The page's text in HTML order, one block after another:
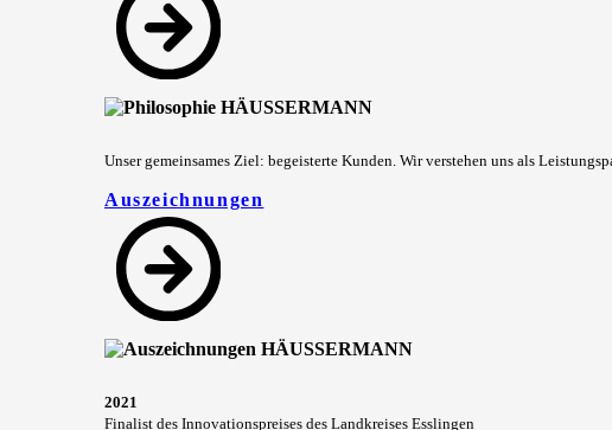
Unser gemeinsames Ziel: begeisterte Kunden. Wir verstehen uns als
Auszeichnungen
2021
Finalist des Innovationspreises des Landkreises Esslingen